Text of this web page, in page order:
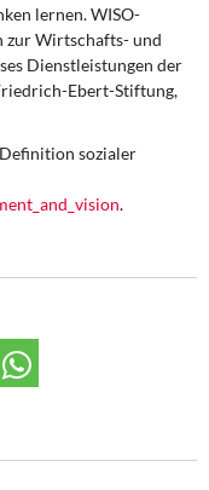
lernen. WISO-
zur Wirtschafts- und
Dienstleistungen der
Ebert-Stiftung,
sozialer
.